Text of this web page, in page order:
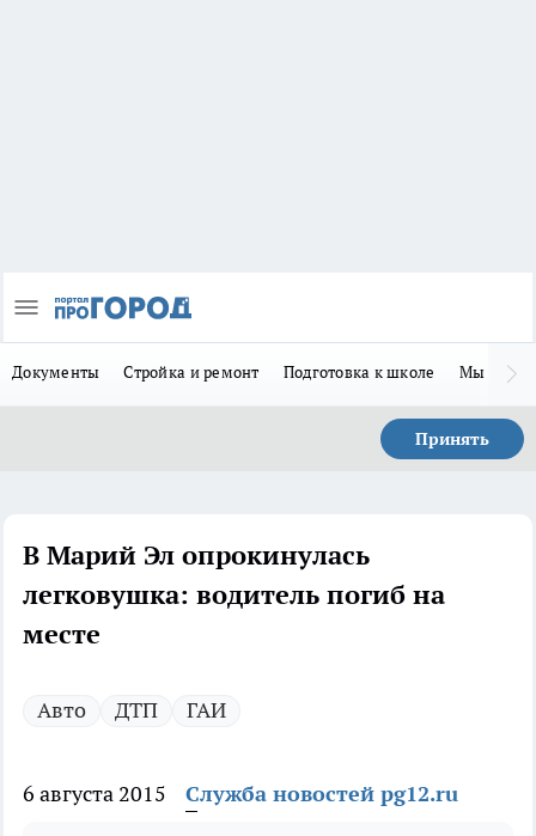
Документы Стройка и ремонт Подготовка к школе Мы в MAX
Принять
В Марий Эл опрокинулась
легковушка: водитель погиб на
месте
Авто ДТП ГАИ
6 августа 2015 Служба новостей pg12.ru